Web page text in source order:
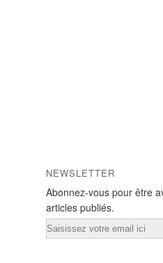
NEWSLETTER
Abonnez-vous pour être
articles publiés.
Email